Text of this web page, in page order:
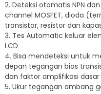
2. Deteksi otomatis NPN
channel MOSFET, dioda
transistor, resistor dan
3. Tes Automatic keluar
LCD
4. Bisa mendeteksi untuk
depan tegangan bias
dan faktor amplifikasi dasar
5. Ukur tegangan ambang